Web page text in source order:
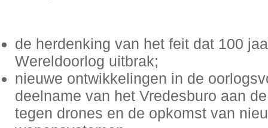
de herdenking van het feit dat 100
Wereldoorlog uitbrak;
nieuwe ontwikkelingen in de
deelname van het Vredesburo aan
tegen drones en de opkomst van